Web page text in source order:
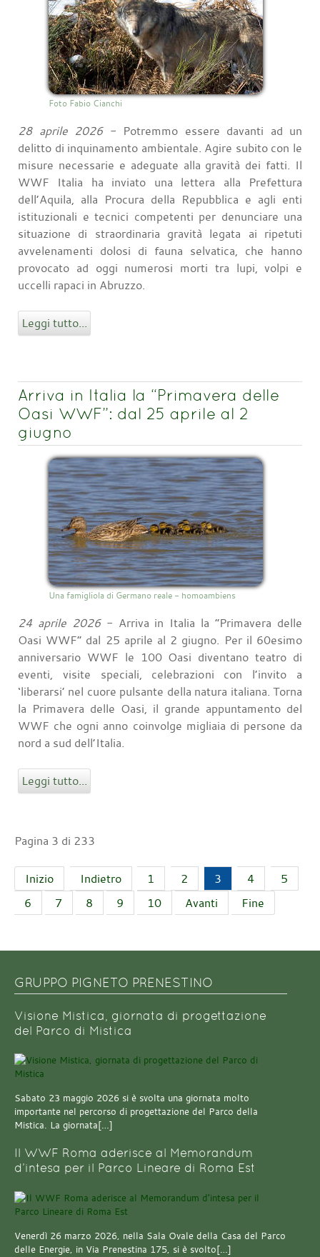
Foto Fabio Cianchi
28 aprile 2026- Potremmo essere davanti ad un
delitto di inquinamento ambientale. Agire subito con le
misure necessarie e adeguate alla gravità dei fatti. Il
WWF Italia ha inviato una lettera alla Prefettura
dell’Aquila, alla Procura della Repubblica e agli enti
istituzionali e tecnici competenti per denunciare una
situazione di straordinaria gravità legata ai ripetuti
avvelenamenti dolosi di fauna selvatica, che hanno
provocato ad oggi numerosi morti tra lupi, volpi e
uccelli rapaci in Abruzzo.
Leggi tutto...
Arriva in Italia la “Primavera delle
Oasi WWF”: dal 25 aprile al 2
giugno
Una famigliola di Germano reale - homoambiens
24 aprile 2026- Arriva in Italia la “Primavera delle
Oasi WWF” dal 25 aprile al 2 giugno. Per il 60esimo
anniversario WWF le 100 Oasi diventano teatro di
eventi, visite speciali, celebrazioni con l’invito a
‘liberarsi’ nel cuore pulsante della natura italiana. Torna
la Primavera delle Oasi, il grande appuntamento del
WWF che ogni anno coinvolge migliaia di persone da
nord a sud dell’Italia.
Leggi tutto...
Pagina 3 di 233
Inizio Indietro 1 2 3 4
5
6
7 8 9 10 Avanti Fine
GRUPPO PIGNETO PRENESTINO
Visione Mistica, giornata di progettazione
del Parco di Mistica
Sabato 23 maggio 2026 si è svolta una giornata molto
importante nel percorso di progettazione del Parco della
Mistica. La giornata[…]
Il WWF Roma aderisce al Memorandum
d’intesa per il Parco Lineare di Roma Est
Venerdì 26 marzo 2026, nella Sala Ovale della Casa del Parco
delle Energie, in Via Prenestina 175, si è svolto[…]